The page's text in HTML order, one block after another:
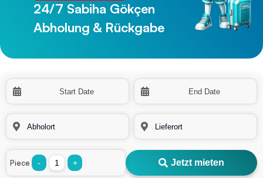
24/7 Sabiha Gökçen
Abholung & Rückgabe
24/7 Trabzon Flughafen
Abholung & Rückgabe
Piece - + Jetzt mieten